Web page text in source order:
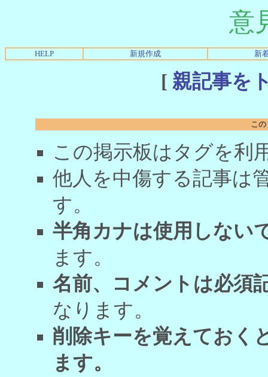
意
HELP 新規作成 新
[ 親記事を
こ
この掲示板はタグを利
他人を中傷する記事は
す。
半角カナは使用しない
ます。
名前、コメントは必須
なります。
削除キーを覚えておく
ます。